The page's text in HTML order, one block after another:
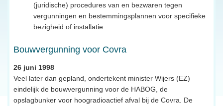
(juridische) procedures van en bezwaren tegen
vergunningen en bestemmingsplannen voor specifieke
bezigheid of installatie
Bouwvergunning voor Covra
26 juni 1998
Veel later dan gepland, ondertekent minister Wijers (EZ)
eindelijk de bouwvergunning voor de HABOG, de
opslagbunker voor hoogradioactief afval bij de Covra. De